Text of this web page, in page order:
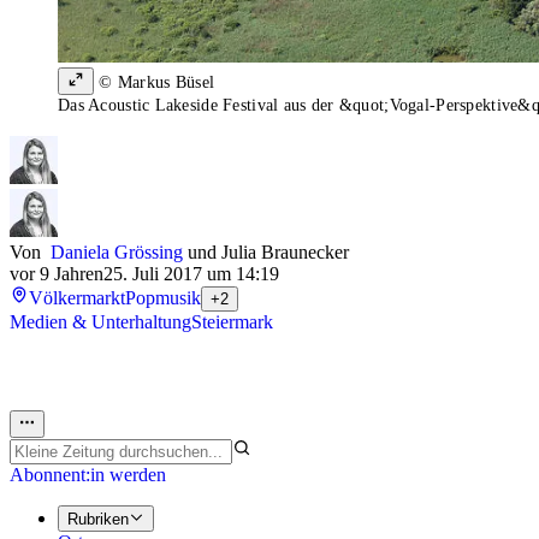
© Markus Büsel
Das Acoustic Lakeside Festival aus der &quot;Vogal-
Von Daniela Grössing und Julia Braunecker
vor 9 Jahren25. Juli 2017 um 14:19
VölkermarktPopmusik +2
Medien & UnterhaltungSteiermark
Abonnent:in werden
Rubriken